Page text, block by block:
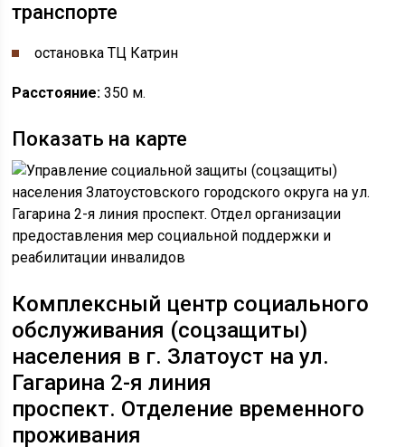
транспорте
остановка ​​ТЦ Катрин
Расстояние: 350 м.
Показать на карте
Комплексный центр социального
обслуживания (соцзащиты)
населения в г. Златоуст на ул. ​
Гагарина 2-я линия
проспект. Отделение временного
проживания